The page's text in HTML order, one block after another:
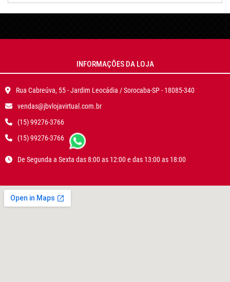
INFORMAÇÕES DA LOJA
Rua Cabreúva, 55 - Jardim Leocádia / Sorocaba-SP - 18085-340
vendas@jbvlojavirtual.com.br
(15) 99276-3766
(15) 99276-3766
De Segunda a Sexta das 8:00 as 12:00 e das 13:00 as 18:00